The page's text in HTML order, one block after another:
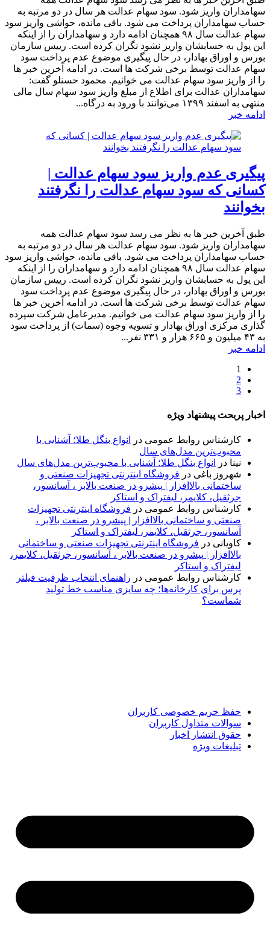
سهامداران واریز شود. سود سهام عدالت هر سال در دو مرتبه به
حساب سهامداران پرداخت می شود. باقی مانده، حواشی واریز سود
سهام عدالت سال ۹۸ همچنان ادامه دارد و سهامداران را از اینکه
این پول به حسابشان واریز نشود نگران کرده است. رییس سازمان
بورس و اوراق بهادار، در حال پیگیری موضوع عدم پرداخت سود
سهام عدالت توسط برخی شرکت ها است. در ادامه آخرین خبر ها
را از واریز سود سهام عدالت می خوانیم. محمود حسنلو گفت:
سهامداران عدالت برای اطلاع از مبلغ واریز سود سهام سال مالی
منتهی به اسفند ۱۳۹۹ می‌توانند با ورود به درگاه...
ادامه خبر
پیگیری عدم واریز سود سهام عدالت |
کسانی که سود سهام عدالت را نگرفتند
بخوانند
طبق آخرین خبر ها به نظر می رسد سود سهام عدالت همه
سهامداران واریز شود. سود سهام عدالت هر سال در دو مرتبه به
حساب سهامداران پرداخت می شود. باقی مانده، حواشی واریز سود
سهام عدالت سال ۹۸ همچنان ادامه دارد و سهامداران را از اینکه
این پول به حسابشان واریز نشود نگران کرده است. رییس سازمان
بورس و اوراق بهادار، در حال پیگیری موضوع عدم پرداخت سود
سهام عدالت توسط برخی شرکت ها است. در ادامه آخرین خبر ها
را از واریز سود سهام عدالت می خوانیم. مدیرعامل شرکت سپرده
گذاری مرکزی اوراق بهادار و تسویه وجوه (سمات) از پرداخت سود
به ۴۳ میلیون و ۶۶۵ هزار و ۳۳۱ نفر...
ادامه خبر
1
2
3
اخبار پربحث پیشنهاد ویژه
کارشناس روابط عمومی در
انواع بنگل طلا؛ آشنایی با
محبوب‌ترین مدل‌های سال
نینا در
انواع بنگل طلا؛ آشنایی با محبوب‌ترین مدل‌های سال
شهروز باغی در فروشگاه اینترنتی تجهیزات صنعتی و
ساختمانی بالاافزار | پیشرو در صنعت بالابر ، آسانسور،
جرثقیل، کلایمر، لیفتراک و استاکر
کارشناس روابط عمومی در فروشگاه اینترنتی تجهیزات
صنعتی و ساختمانی بالاافزار | پیشرو در صنعت بالابر ،
آسانسور، جرثقیل، کلایمر، لیفتراک و استاکر
کاویانی در فروشگاه اینترنتی تجهیزات صنعتی و ساختمانی
بالاافزار | پیشرو در صنعت بالابر ، آسانسور، جرثقیل، کلایمر،
لیفتراک و استاکر
کارشناس روابط عمومی در راهنمای انتخاب ظرفیت فیلتر
پرس برای کارخانه‌ها؛ چه سایزی مناسب خط تولید
شماست؟
حفظ حریم خصوصی کاربران
سوالات متداول کاربران
حقوق انتشار اخبار
تبلیغات ویژه